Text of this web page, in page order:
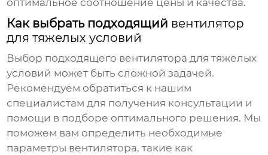
оптимальное соотношение цены и качества.
Как выбрать подходящий вентилятор
для тяжелых условий
Выбор подходящего вентилятора для тяжелых
условий может быть сложной задачей.
Рекомендуем обратиться к нашим
специалистам для получения консультации и
помощи в подборе оптимального решения. Мы
поможем вам определить необходимые
параметры вентилятора, такие как